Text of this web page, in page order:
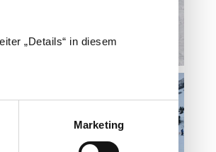
„Details“ in diesem
Marketing